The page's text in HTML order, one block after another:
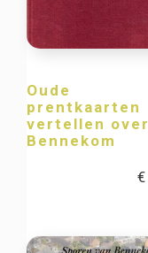
Oude
prentkaarten
vertellen over
Bennekom
€